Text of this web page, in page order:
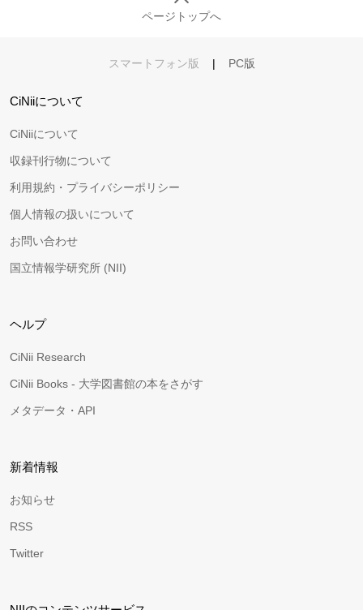
ページトップへ
スマートフォン版 | PC版
CiNiiについて
CiNiiについて
収録刊行物について
利用規約・プライバシーポリシー
個人情報の扱いについて
お問い合わせ
国立情報学研究所 (NII)
ヘルプ
CiNii Research
CiNii Books - 大学図書館の本をさがす
メタデータ・API
新着情報
お知らせ
RSS
Twitter